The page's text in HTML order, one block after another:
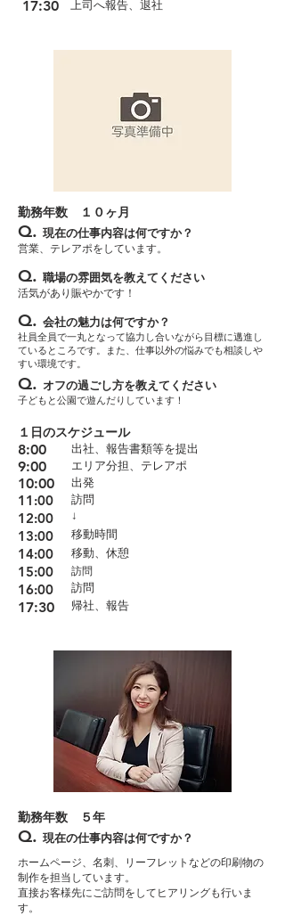
17:30 上司へ報告、退社
勤務年数​ １０ヶ月
Q. 現在の仕事内容は何ですか？
営業、テレアポをしています。
Q. 職場の雰囲気を教えてください
活気があり賑やかです！
Q. 会社の魅力は何ですか？
社員全員で一丸となって協力し合いながら目標に邁進し
ているところです。また、仕事以外の悩みでも相談しや
すい環境です。
Q. オフの過ごし方を教えてください
子どもと公園で遊んだりしています！
１日のスケジュール
8:00 出社、報告書類等を提出
9:00 エリア分担、テレアポ
10:00 出発
11:00
12:00
訪問
↓
13:00 移動時間
14:00 移動、休憩
15:00
16:00
訪問
訪問
17:30 ​帰社、報告
勤務年数​ ５年
Q. 現在の仕事内容は何ですか？
ホームページ、名刺、リーフレットなどの印刷物の
制作を担当しています。
直接お客様先にご訪問をしてヒアリングも行いま
す。